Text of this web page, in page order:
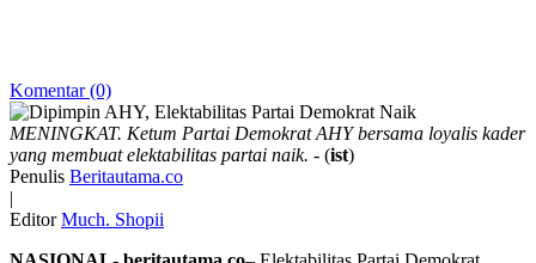
Komentar (0)
MENINGKAT. Ketum Partai Demokrat AHY bersama loyalis kader
yang membuat elektabilitas partai naik. - (ist)
Penulis Beritautama.co
|
Editor Much. Shopii